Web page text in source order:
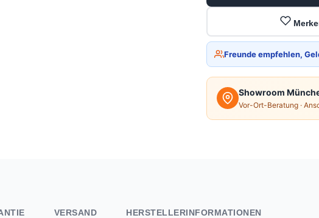
Freunde empfehlen,
Showroom
Vor-Ort-Beratung ·
VERSAND HERSTELLERINFORMATIONEN